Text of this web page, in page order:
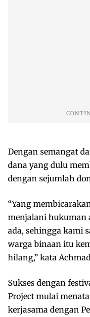
Dengan semangat
dana yang dulu
dengan sejumlah
“Yang
menjalani hukuman
ada, sehingga kami
warga binaan itu
hilang,” kata
Sukses dengan
Project mulai
kerjasama dengan